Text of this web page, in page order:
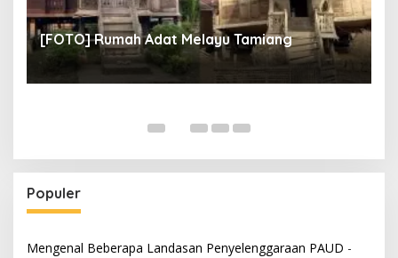
[FOTO] Rumah Adat Melayu Tamiang
Populer
Mengenal Beberapa Landasan Penyelenggaraan PAUD -